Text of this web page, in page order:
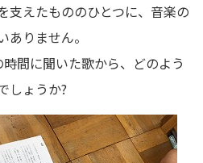
支えたもののひとつに、音楽の
りません。
間に聞いた歌から、どのよう
しょうか?